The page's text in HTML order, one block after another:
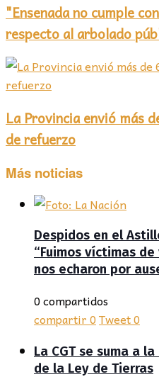
"Ensenada no cumple
respecto al arbolado
La Provincia envió más
de refuerzo
Más noticias
Despidos en el
“Fuimos víctimas
nos echaron por
0 compartidos
compartir0Tweet0
La CGT se suma a
de la Ley de Tierras